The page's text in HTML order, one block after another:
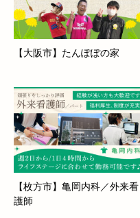
【大阪市】たんぽぽの家
【枚方市】亀岡内科／外来看
護師